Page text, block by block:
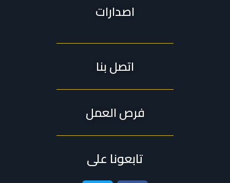
اصدارات
اتصل بنا
فرص العمل
تابعونا على